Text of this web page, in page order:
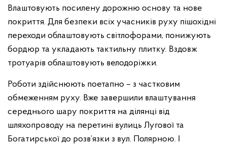
Влаштовують посилену дорожню основу та нове
покриття. Для безпеки всіх учасників руху пішохідні
переходи облаштовують світлофорами, понижують
бордюр та укладають тактильну плитку. Вздовж
тротуарів облаштовують велодоріжки.
Роботи здійснюють поетапно – з частковим
обмеженням руху. Вже завершили влаштування
середнього шару покриття на ділянці від
шляхопроводу на перетині вулиць Лугової та
Богатирської до розв’язки з вул. Полярною. І